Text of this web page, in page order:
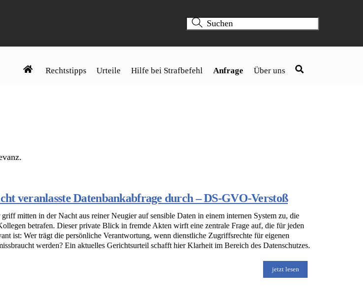
Rechtstipps Urteile Hilfe bei Strafbefehl Anfrage Über uns
veranlasste Datenbankabfrage durch – DS-GVO-Verstoß
mitten in der Nacht aus reiner Neugier auf sensible Daten in einem internen System zu, die
betrafen. Dieser private Blick in fremde Akten wirft eine zentrale Frage auf, die für jeden
ist: Wer trägt die persönliche Verantwortung, wenn dienstliche Zugriffsrechte für eigenen
werden? Ein aktuelles Gerichtsurteil schafft hier Klarheit im Bereich des Datenschutzes.
jetzt lesen